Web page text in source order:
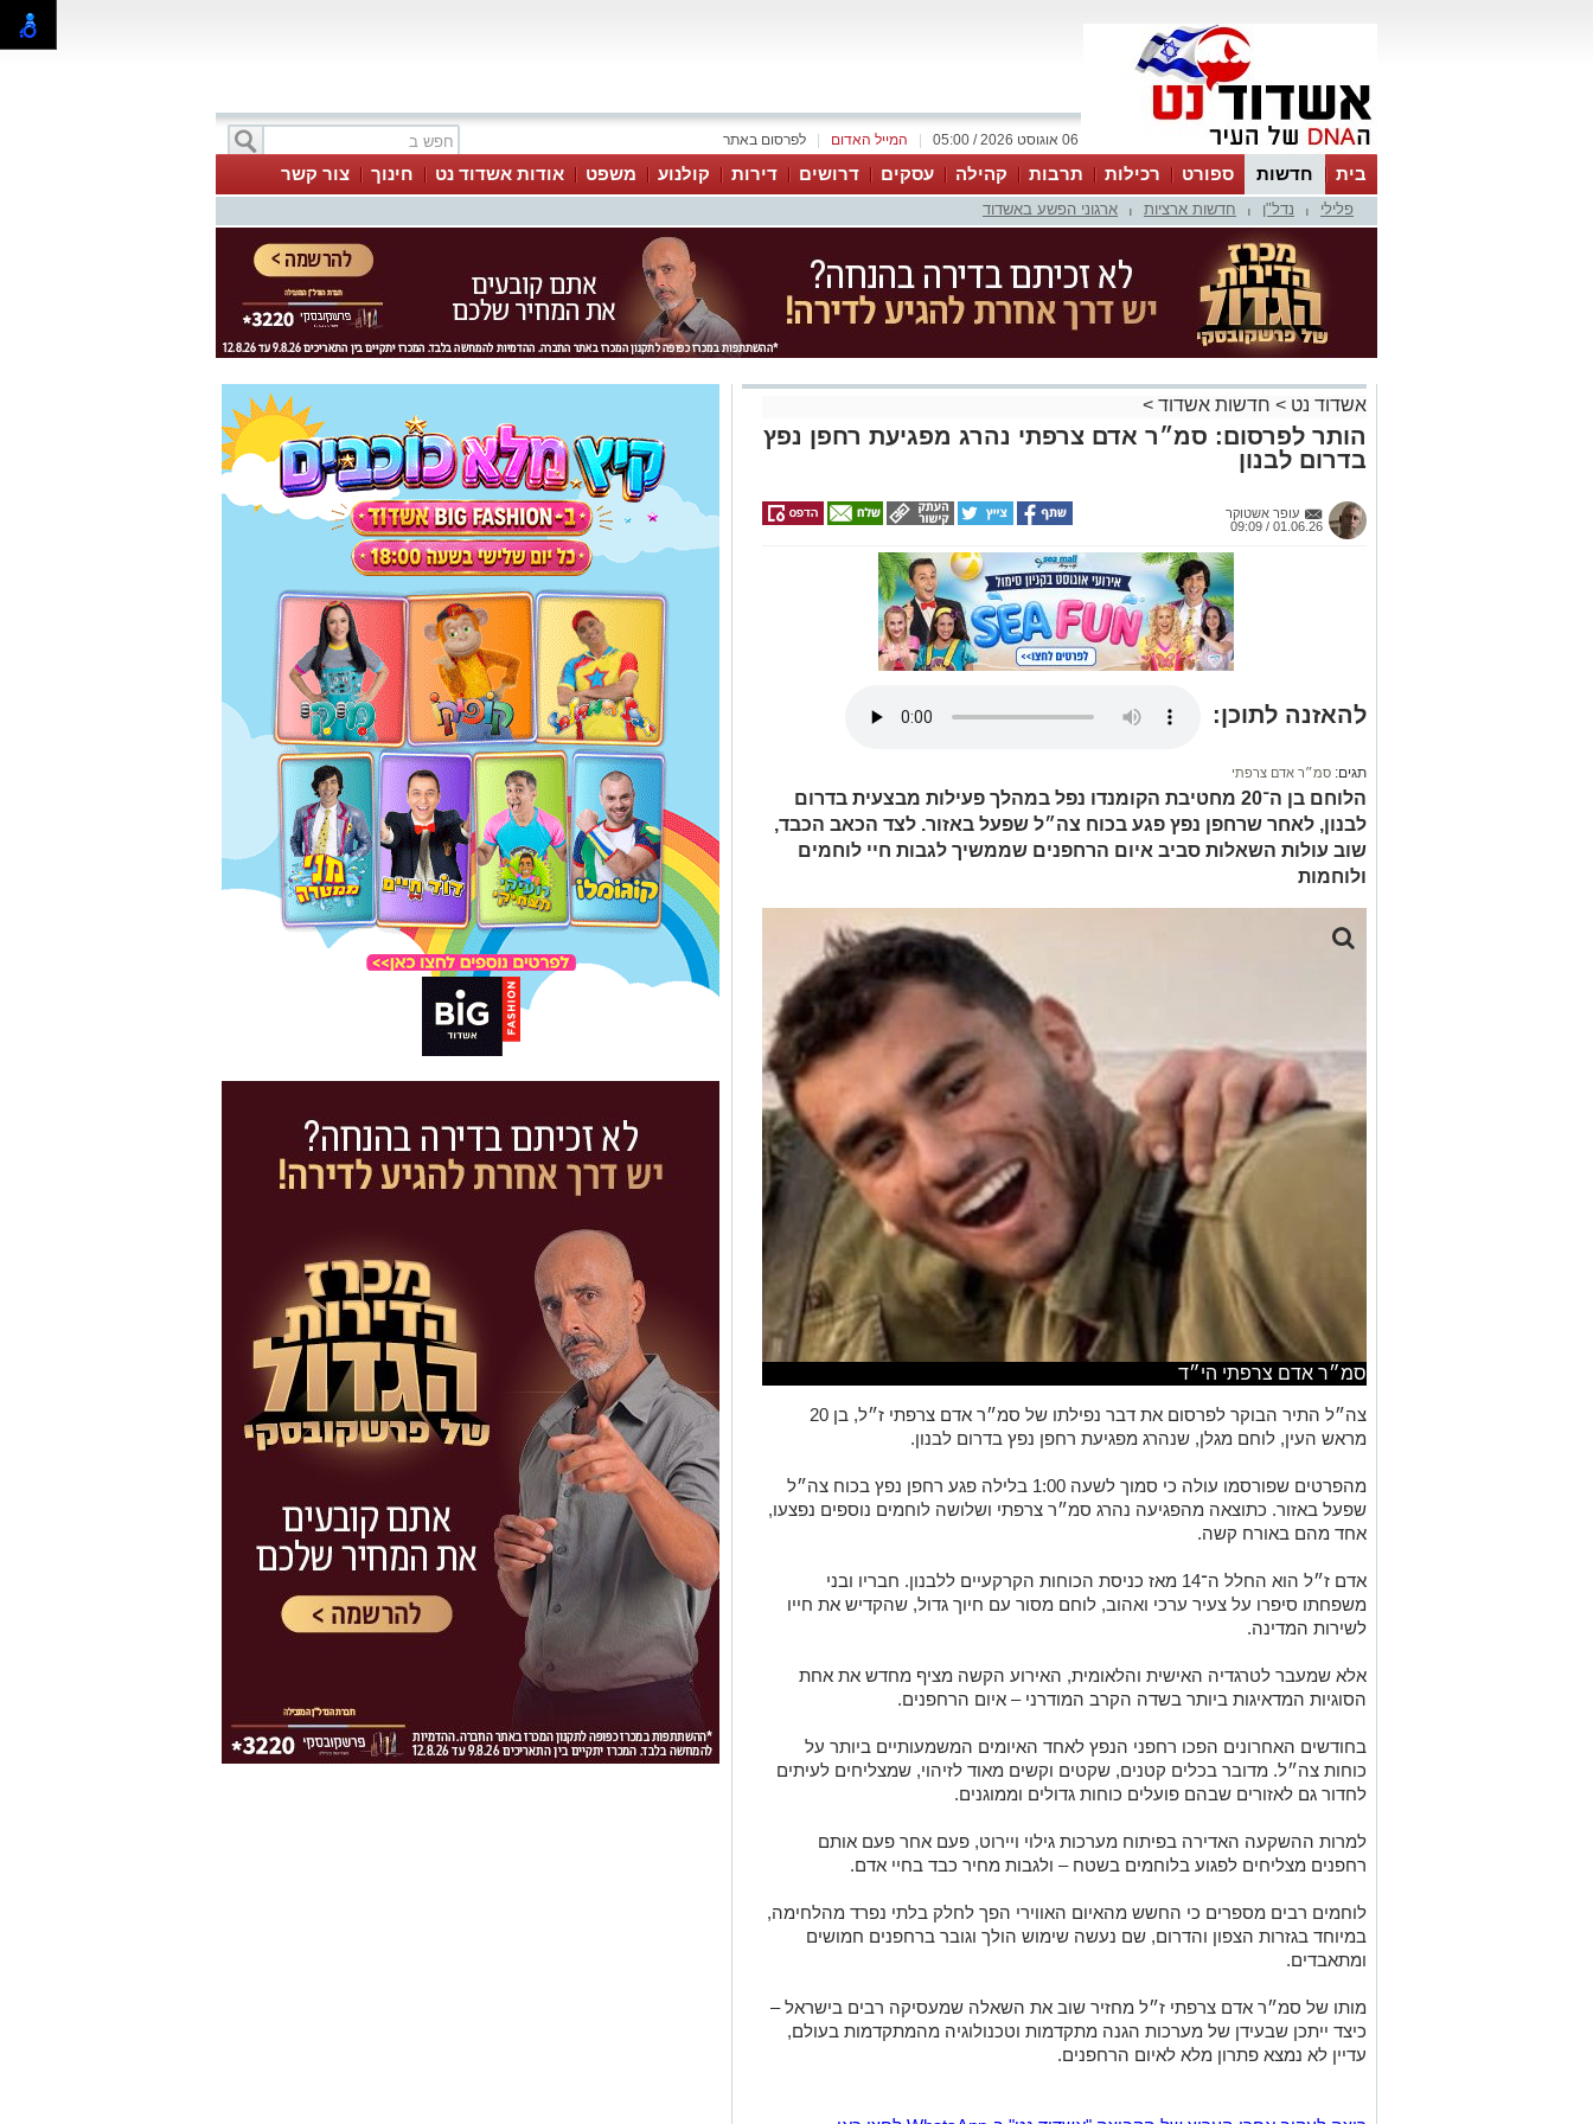
לפרסום באתר המייל האדום 06 אוגוסט 2026 / 05:00
בית חדשות ספורט רכילות תרבות קהילה עסקים דרושים דירות קולנוע משפט אודות אשדוד נט חינוך צור קשר
פלילי נדל"ן חדשות ארציות ארגוני הפשע באשדוד
אשדוד נט > חדשות אשדוד >
הותר לפרסום: סמ״ר אדם צרפתי נהרג מפגיעת רחפן נפץ
בדרום לבנון
עופר אשטוקר
01.06.26 / 09:09
להאזנה לתוכן:
תגים: סמ״ר אדם צרפתי
הלוחם בן ה־20 מחטיבת הקומנדו נפל במהלך פעילות מבצעית בדרום
לבנון, לאחר שרחפן נפץ פגע בכוח צה״ל שפעל באזור. לצד הכאב הכבד,
שוב עולות השאלות סביב איום הרחפנים שממשיך לגבות חיי לוחמים
ולוחמות
סמ״ר אדם צרפתי הי״ד
צה״ל התיר הבוקר לפרסום את דבר נפילתו של סמ״ר אדם צרפתי ז״ל, בן 20
מראש העין, לוחם מגלן, שנהרג מפגיעת רחפן נפץ בדרום לבנון.
מהפרטים שפורסמו עולה כי סמוך לשעה 1:00 בלילה פגע רחפן נפץ בכוח צה״ל
שפעל באזור. כתוצאה מהפגיעה נהרג סמ״ר צרפתי ושלושה לוחמים נוספים נפצעו,
אחד מהם באורח קשה.
אדם ז״ל הוא החלל ה־14 מאז כניסת הכוחות הקרקעיים ללבנון. חבריו ובני
משפחתו סיפרו על צעיר ערכי ואהוב, לוחם מסור עם חיוך גדול, שהקדיש את חייו
לשירות המדינה.
אלא שמעבר לטרגדיה האישית והלאומית, האירוע הקשה מציף מחדש את אחת
הסוגיות המדאיגות ביותר בשדה הקרב המודרני – איום הרחפנים.
בחודשים האחרונים הפכו רחפני הנפץ לאחד האיומים המשמעותיים ביותר על
כוחות צה״ל. מדובר בכלים קטנים, שקטים וקשים מאוד לזיהוי, שמצליחים לעיתים
לחדור גם לאזורים שבהם פועלים כוחות גדולים וממוגנים.
למרות ההשקעה האדירה בפיתוח מערכות גילוי ויירוט, פעם אחר פעם אותם
רחפנים מצליחים לפגוע בלוחמים בשטח – ולגבות מחיר כבד בחיי אדם.
לוחמים רבים מספרים כי החשש מהאיום האווירי הפך לחלק בלתי נפרד מהלחימה,
במיוחד בגזרות הצפון והדרום, שם נעשה שימוש הולך וגובר ברחפנים חמושים
ומתאבדים.
מותו של סמ״ר אדם צרפתי ז״ל מחזיר שוב את השאלה שמעסיקה רבים בישראל –
כיצד ייתכן שבעידן של מערכות הגנה מתקדמות וטכנולוגיה מהמתקדמות בעולם,
עדיין לא נמצא פתרון מלא לאיום הרחפנים.